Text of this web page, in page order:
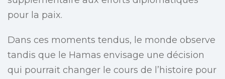
pour la paix.
Dans ces moments tendus, le monde observe
tandis que le Hamas envisage une décision
qui pourrait changer le cours de l’histoire pour